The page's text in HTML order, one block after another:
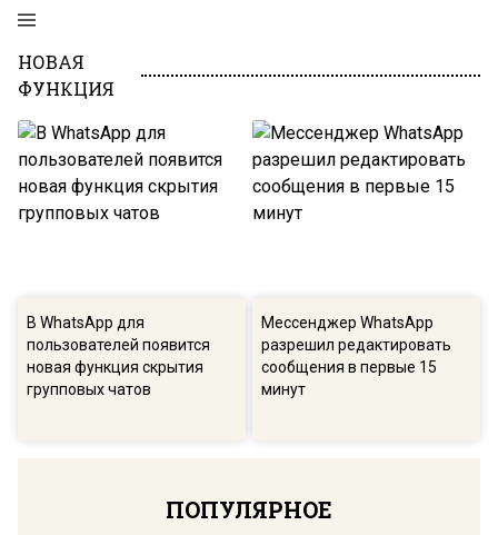
НОВАЯ
ФУНКЦИЯ
В WhatsApp для
пользователей появится
новая функция скрытия
групповых чатов
Мессенджер WhatsApp
разрешил редактировать
сообщения в первые 15
минут
ПОПУЛЯРНОЕ